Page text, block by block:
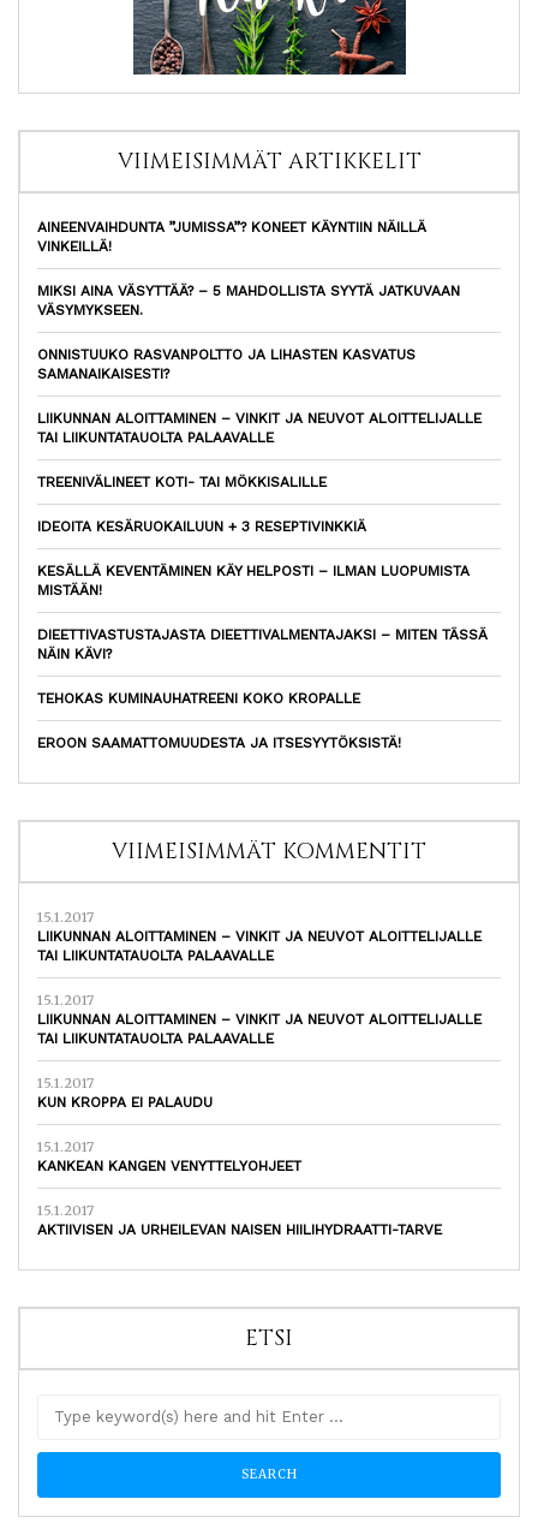
VIIMEISIMMÄT ARTIKKELIT
AINEENVAIHDUNTA ”JUMISSA”? KONEET KÄYNTIIN NÄILLÄ
VINKEILLÄ!
MIKSI AINA VÄSYTTÄÄ? – 5 MAHDOLLISTA SYYTÄ JATKUVAAN
VÄSYMYKSEEN.
ONNISTUUKO RASVANPOLTTO JA LIHASTEN KASVATUS
SAMANAIKAISESTI?
LIIKUNNAN ALOITTAMINEN – VINKIT JA NEUVOT ALOITTELIJALLE
TAI LIIKUNTATAUOLTA PALAAVALLE
TREENIVÄLINEET KOTI- TAI MÖKKISALILLE
IDEOITA KESÄRUOKAILUUN + 3 RESEPTIVINKKIÄ
KESÄLLÄ KEVENTÄMINEN KÄY HELPOSTI – ILMAN LUOPUMISTA
MISTÄÄN!
DIEETTIVASTUSTAJASTA DIEETTIVALMENTAJAKSI – MITEN TÄSSÄ
NÄIN KÄVI?
TEHOKAS KUMINAUHATREENI KOKO KROPALLE
EROON SAAMATTOMUUDESTA JA ITSESYYTÖKSISTÄ!
VIIMEISIMMÄT KOMMENTIT
15.1.2017
LIIKUNNAN ALOITTAMINEN – VINKIT JA NEUVOT ALOITTELIJALLE
TAI LIIKUNTATAUOLTA PALAAVALLE
15.1.2017
LIIKUNNAN ALOITTAMINEN – VINKIT JA NEUVOT ALOITTELIJALLE
TAI LIIKUNTATAUOLTA PALAAVALLE
15.1.2017
KUN KROPPA EI PALAUDU
15.1.2017
KANKEAN KANGEN VENYTTELYOHJEET
15.1.2017
AKTIIVISEN JA URHEILEVAN NAISEN HIILIHYDRAATTI-TARVE
ETSI